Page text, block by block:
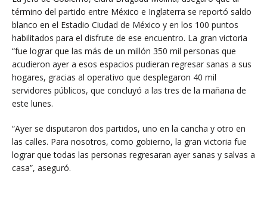
término del partido entre México e Inglaterra se reportó saldo
blanco en el Estadio Ciudad de México y en los 100 puntos
habilitados para el disfrute de ese encuentro. La gran victoria
“fue lograr que las más de un millón 350 mil personas que
acudieron ayer a esos espacios pudieran regresar sanas a sus
hogares, gracias al operativo que desplegaron 40 mil
servidores públicos, que concluyó a las tres de la mañana de
este lunes.
“Ayer se disputaron dos partidos, uno en la cancha y otro en
las calles. Para nosotros, como gobierno, la gran victoria fue
lograr que todas las personas regresaran ayer sanas y salvas a
casa”, aseguró.